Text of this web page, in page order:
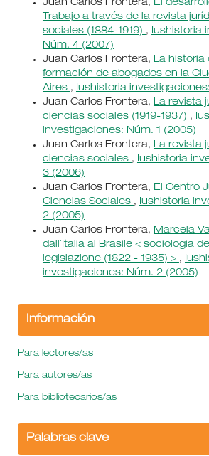
Juan Carlos Frontera, El
Trabajo a través de la revista
sociales (1884-1919) , Iushistoria
Núm. 4 (2007)
Juan Carlos Frontera, La historia
formación de abogados en la
Aires , Iushistoria
Juan Carlos Frontera, La revista
ciencias sociales (1919-1937) ,
investigaciones: Núm. 1 (2005)
Juan Carlos Frontera, La revista
ciencias sociales , Iushistoria
3 (2006)
Juan Carlos Frontera, El Centro
Ciencias Sociales , Iushistoria
2 (2005)
Juan Carlos Frontera, Marcela
dall´Italia al Brasile < sociologia
legislazione (1822 - 1935) > ,
investigaciones: Núm. 2 (2005)
Información
Para lectores/as
Para autores/as
Para bibliotecarios/as
Palabras clave